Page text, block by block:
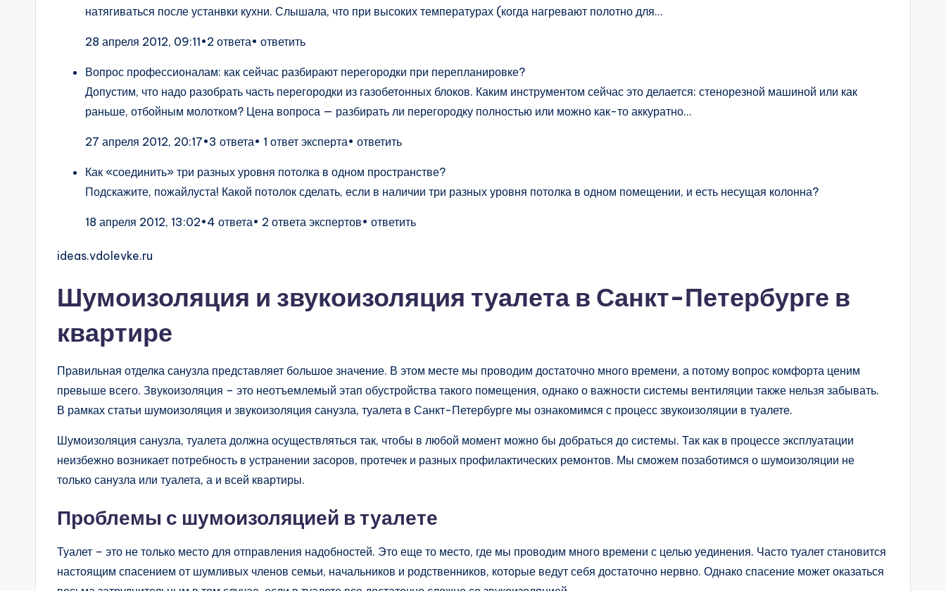
натягиваться после устанвки кухни. Слышала, что при высоких температурах (когда нагревают полотно для…
28 апреля 2012, 09:11•2 ответа• ответить
Вопрос профессионалам: как сейчас разбирают перегородки при перепланировке?
Допустим, что надо разобрать часть перегородки из газобетонных блоков. Каким инструментом сейчас это делается: стенорезной машиной или как
раньше, отбойным молотком? Цена вопроса — разбирать ли перегородку полностью или можно как-то аккуратно…
27 апреля 2012, 20:17•3 ответа• 1 ответ эксперта• ответить
Как «соединить» три разных уровня потолка в одном пространстве?
Подскажите, пожайлуста! Какой потолок сделать, если в наличии три разных уровня потолка в одном помещении, и есть несущая колонна?
18 апреля 2012, 13:02•4 ответа• 2 ответа экспертов• ответить
ideas.vdolevke.ru
Шумоизоляция и звукоизоляция туалета в Санкт-Петербурге в
квартире
Правильная отделка санузла представляет большое значение. В этом месте мы проводим достаточно много времени, а потому вопрос комфорта ценим
превыше всего. Звукоизоляция – это неотъемлемый этап обустройства такого помещения, однако о важности системы вентиляции также нельзя забывать.
В рамках статьи шумоизоляция и звукоизоляция санузла, туалета в Санкт-Петербурге мы ознакомимся с процесс звукоизоляции в туалете.
Шумоизоляция санузла, туалета должна осуществляться так, чтобы в любой момент можно бы добраться до системы. Так как в процессе эксплуатации
неизбежно возникает потребность в устранении засоров, протечек и разных профилактических ремонтов. Мы сможем позаботимся о шумоизоляции не
только санузла или туалета, а и всей квартиры.
Проблемы с шумоизоляцией в туалете
Туалет – это не только место для отправления надобностей. Это еще то место, где мы проводим много времени с целью уединения. Часто туалет становится
настоящим спасением от шумливых членов семьи, начальников и родственников, которые ведут себя достаточно нервно. Однако спасение может оказаться